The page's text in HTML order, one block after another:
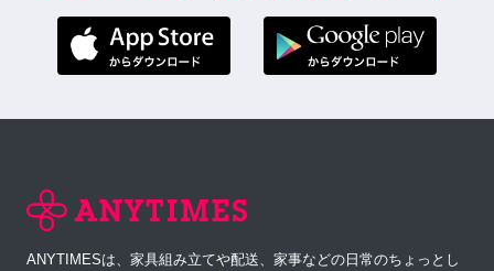
ANYTIMESは、家具組み立てや配送、家事などの日常のちょっとし